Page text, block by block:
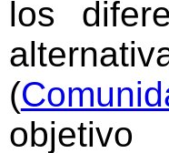
los
(